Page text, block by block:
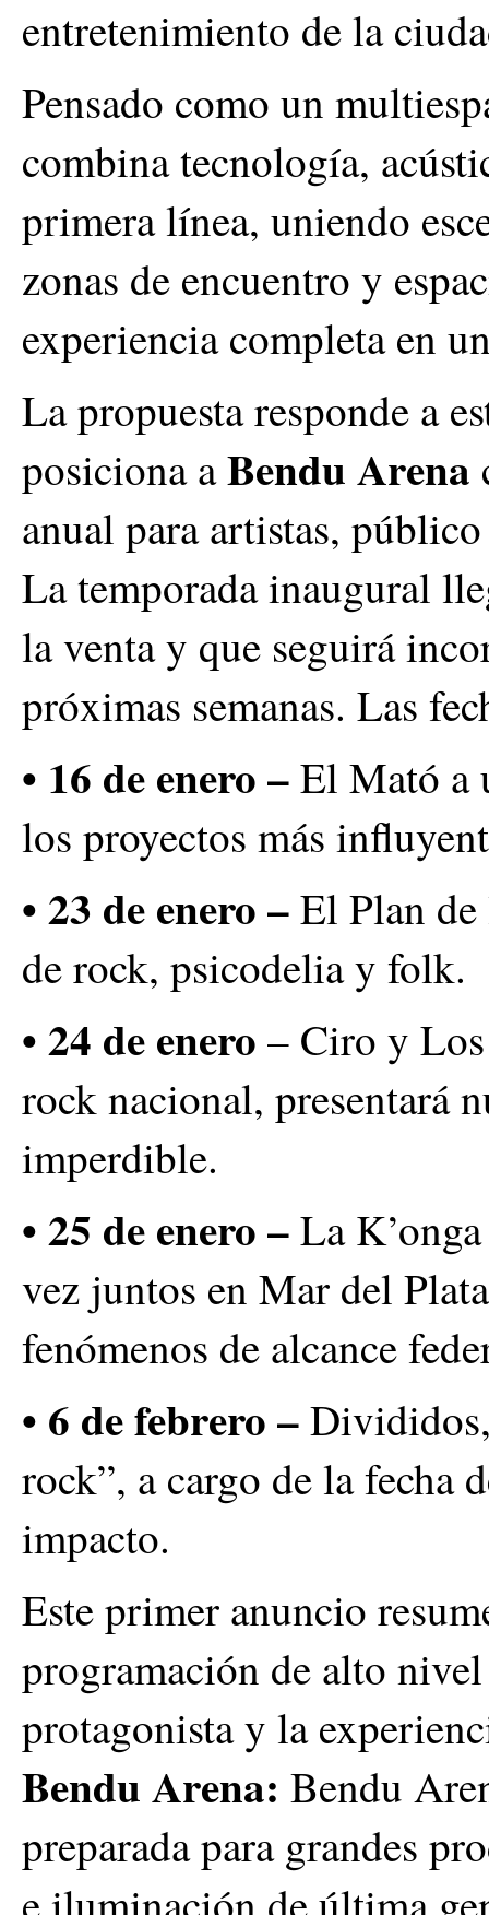
entretenimiento de la
Pensado como un
combina tecnología,
primera línea, uniendo
zonas de encuentro y
experiencia completa en
La propuesta responde a
posiciona aBendu Arena
anual para artistas,
La temporada inaugural
la venta y que seguirá
próximas semanas. Las
• 16 de enero –El Mató a
los proyectos más
• 23 de enero –El Plan
de rock, psicodelia y folk.
• 24 de enero – Ciro y
rock nacional, presentará
imperdible.
• 25 de enero –La
vez juntos en Mar del
fenómenos de alcance
• 6 de febrero –
rock”, a cargo de la fecha
impacto.
Este primer anuncio
programación de alto
protagonista y la
Bendu Arena: Bendu
preparada para grandes